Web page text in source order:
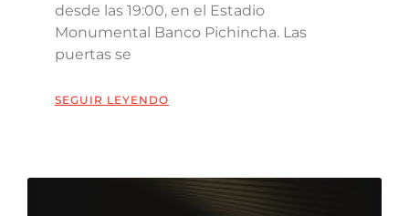
desde las 19:00, en el Estadio
Monumental Banco Pichincha. Las
puertas se
SEGUIR LEYENDO